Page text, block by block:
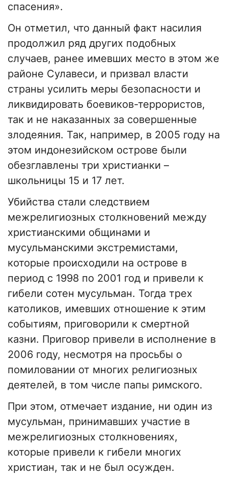
спасения».
Он отметил, что данный факт насилия
продолжил ряд других подобных
случаев, ранее имевших место в этом же
районе Сулавеси, и призвал власти
страны усилить меры безопасности и
ликвидировать боевиков-террористов,
так и не наказанных за совершенные
злодеяния. Так, например, в 2005 году на
этом индонезийском острове были
обезглавлены три христианки –
школьницы 15 и 17 лет.
Убийства стали следствием
межрелигиозных столкновений между
христианскими общинами и
мусульманскими экстремистами,
которые происходили на острове в
период с 1998 по 2001 год и привели к
гибели сотен мусульман. Тогда трех
католиков, имевших отношение к этим
событиям, приговорили к смертной
казни. Приговор привели в исполнение в
2006 году, несмотря на просьбы о
помиловании от многих религиозных
деятелей, в том числе папы римского.
При этом, отмечает издание, ни один из
мусульман, принимавших участие в
межрелигиозных столкновениях,
которые привели к гибели многих
христиан, так и не был осужден.